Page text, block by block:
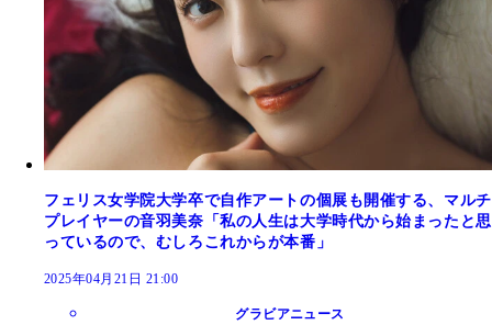
フェリス女学院大学卒で自作アートの個展も開催する、マルチ
プレイヤーの音羽美奈「私の人生は大学時代から始まったと思
っているので、むしろこれからが本番」
2025年04月21日 21:00
グラビアニュース